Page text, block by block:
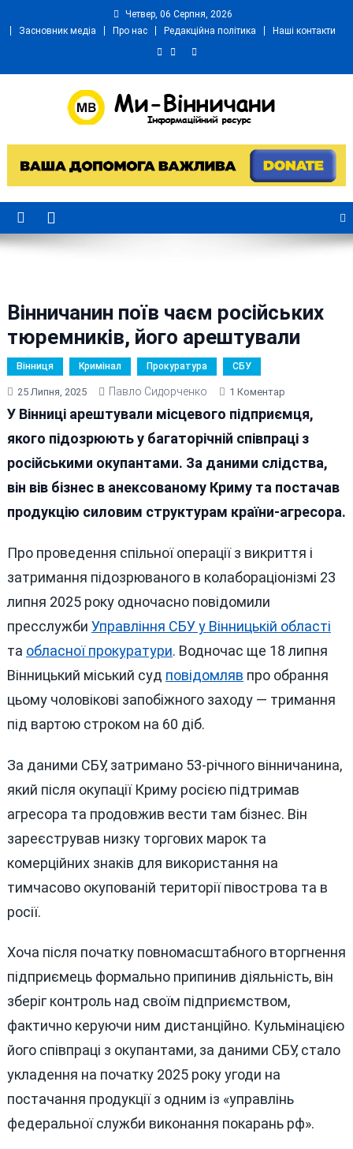
Четвер, 06 Серпня, 2026
Засновник медіа
Про нас Редакційна політика Наші контакти
Ми Вінничани
Вінничанин поїв чаєм російських
тюремників, його арештували
Вінниця Кримінал Прокуратура СБУ
25 Липня, 2025 Павло Сидорченко 1 КоментарДо
Вінничанин
Чаєм
Російських
Тюремників,
Арештували
У Вінниці арештували місцевого підприємця,
якого підозрюють у багаторічній співпраці з
російськими окупантами. За даними слідства,
він вів бізнес в анексованому Криму та постачав
продукцію силовим структурам країни-агресора.
Про проведення спільної операції з викриття і
затримання підозрюваного в колабораціонізмі 23
липня 2025 року одночасно повідомили
пресслужби Управління СБУ у Вінницькій області
та обласної прокуратури. Водночас ще 18 липня
Вінницький міський суд повідомляв про обрання
цьому чоловікові запобіжного заходу — тримання
під вартою строком на 60 діб.
За даними СБУ, затримано 53-річного вінничанина,
який після окупації Криму росією підтримав
агресора та продовжив вести там бізнес. Він
зареєстрував низку торгових марок та
комерційних знаків для використання на
тимчасово окупованій території півострова та в
росії.
Хоча після початку повномасштабного вторгнення
підприємець формально припинив діяльність, він
зберіг контроль над своїм підприємством,
фактично керуючи ним дистанційно. Кульмінацією
його співпраці з окупантами, за даними СБУ, стало
укладення на початку 2025 року угоди на
постачання продукції з одним із «управлінь
федеральної служби виконання покарань рф».